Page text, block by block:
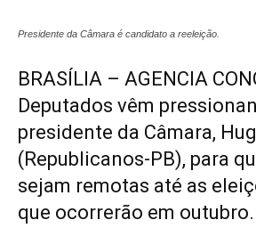
Presidente da Câmara é candidato a reeleição.
BRASÍLIA – AGENCIA
Deputados vêm
presidente da Câmara,
(Republicanos-PB), para
sejam remotas até as
que ocorrerão em outubro.